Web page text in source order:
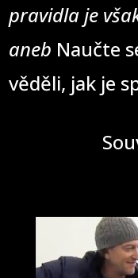
pravidla je
aneb Naučte
věděli, jak je